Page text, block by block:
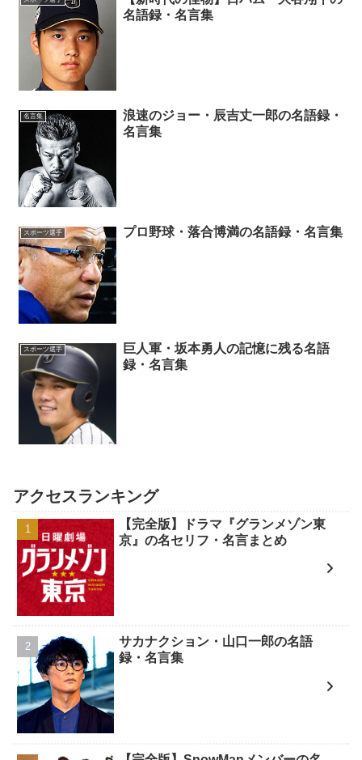
名語録・名言集
名言集
浪速のジョー・辰吉丈一郎の名語録・
名言集
スポーツ選手 プロ野球・落合博満の名語録・名言集
スポーツ選手
巨人軍・坂本勇人の記憶に残る名語
録・名言集
アクセスランキング
【完全版】ドラマ『グランメゾン東
京』の名セリフ・名言まとめ
サカナクション・山口一郎の名語
録・名言集